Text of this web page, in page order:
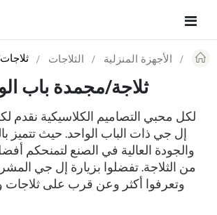
Toggle
الأجهزة المنزلية الثلاجات
ثلاجة/مجمدة باب
لكل محبي التصاميم الكلاسيكية نقدم
إل جي ذات الباب الواحد. حيث تتميز
والجودة العالية في الصنع لتمنحكم
من الثلاجة. تفضلوا بزيارة إل جي
وتعرفوا أكثر وعن قرب على